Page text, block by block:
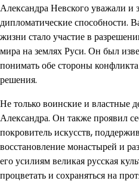
Александра Невского уважали и
дипломатические способности.
жизни стало участие в
мира на землях Руси. Он был
понимать обе стороны
решения.
Не только воинские и властные
Александра. Он также проявил
покровитель искусств,
восстановление монастырей и
его усилиям великая русская
процветать и сохраняться на